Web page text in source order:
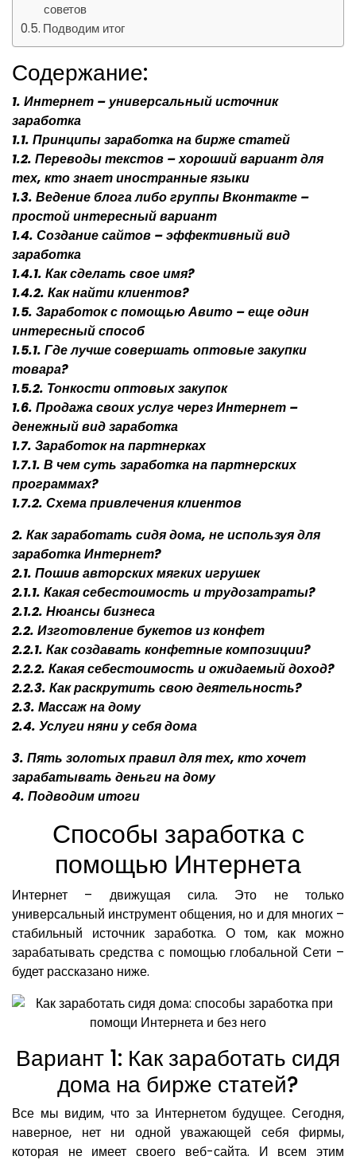
советов
Подводим итог
Содержание:
1. Интернет – универсальный источник
заработка
1.1. Принципы заработка на бирже статей
1.2. Переводы текстов – хороший вариант для
тех, кто знает иностранные языки
1.3. Ведение блога либо группы Вконтакте –
простой интересный вариант
1.4. Создание сайтов – эффективный вид
заработка
1.4.1. Как сделать свое имя?
1.4.2. Как найти клиентов?
1.5. Заработок с помощью Авито – еще один
интересный способ
1.5.1. Где лучше совершать оптовые закупки
товара?
1.5.2. Тонкости оптовых закупок
1.6. Продажа своих услуг через Интернет –
денежный вид заработка
1.7. Заработок на партнерках
1.7.1. В чем суть заработка на партнерских
программах?
1.7.2. Схема привлечения клиентов
2. Как заработать сидя дома, не используя для
заработка Интернет?
2.1. Пошив авторских мягких игрушек
2.1.1. Какая себестоимость и трудозатраты?
2.1.2. Нюансы бизнеса
2.2. Изготовление букетов из конфет
2.2.1. Как создавать конфетные композиции?
2.2.2. Какая себестоимость и ожидаемый доход?
2.2.3. Как раскрутить свою деятельность?
2.3. Массаж на дому
2.4. Услуги няни у себя дома
3. Пять золотых правил для тех, кто хочет
зарабатывать деньги на дому
4. Подводим итоги
Способы заработка с
помощью Интернета
Интернет – движущая сила. Это не только
универсальный инструмент общения, но и для многих –
стабильный источник заработка. О том, как можно
зарабатывать средства с помощью глобальной Сети –
будет рассказано ниже.
Вариант 1: Как заработать сидя
дома на бирже статей?
Все мы видим, что за Интернетом будущее. Сегодня,
наверное, нет ни одной уважающей себя фирмы,
которая не имеет своего веб-сайта. И всем этим